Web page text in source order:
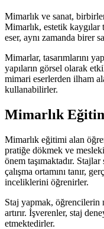
Mimarlık ve sanat,
Mimarlık, estetik
eser, aynı zamanda birer
Mimarlar, tasarımlarını
yapıların görsel olarak
mimari eserlerden ilham
kullanabilirler.
Mimarlık
Mimarlık eğitimi alan
pratiğe dökmek ve
önem taşımaktadır.
çalışma ortamını tanır,
inceliklerini öğrenirler.
Staj yapmak, öğrencilerin
artırır. İşverenler, staj
etmektedirler.